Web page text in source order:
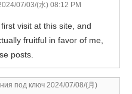
07/03/(水) 08:12 PM
visit at this site, and
fruitful in favor of me,
posts.
под ключ 2024/07/08/(月)